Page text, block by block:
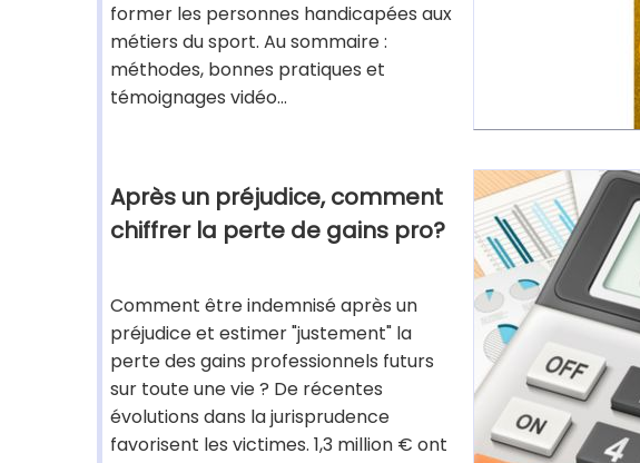
former les personnes handicapées aux
métiers du sport. Au sommaire :
méthodes, bonnes pratiques et
témoignages vidéo...
Après un préjudice, comment
chiffrer la perte de gains pro?
Comment être indemnisé après un
préjudice et estimer "justement" la
perte des gains professionnels futurs
sur toute une vie ? De récentes
évolutions dans la jurisprudence
favorisent les victimes. 1,3 million € ont